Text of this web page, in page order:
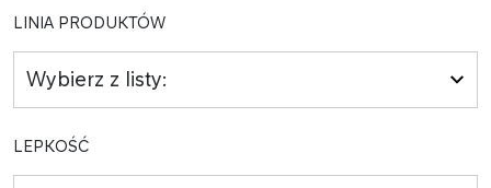
LINIA PRODUKTÓW
Wybierz z listy:
LEPKOŚĆ